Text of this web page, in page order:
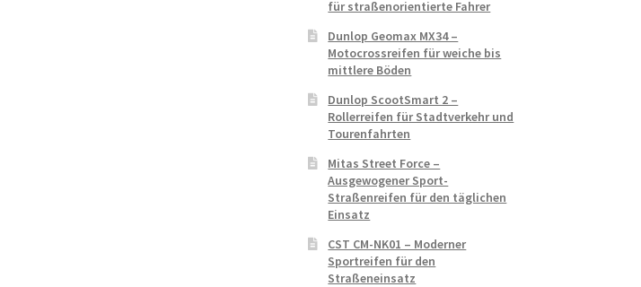
für straßenorientierte Fahrer
Dunlop Geomax MX34 –
Motocrossreifen für weiche bis
mittlere Böden
Dunlop ScootSmart 2 –
Rollerreifen für Stadtverkehr und
Tourenfahrten
Mitas Street Force –
Ausgewogener Sport-
Straßenreifen für den täglichen
Einsatz
CST CM-NK01 – Moderner
Sportreifen für den
Straßeneinsatz